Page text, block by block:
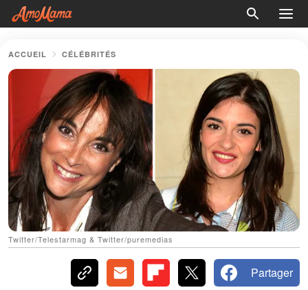
ACCUEIL CÉLÉBRITÉS
Twitter/Telestarmag & Twitter/puremedias
Partager